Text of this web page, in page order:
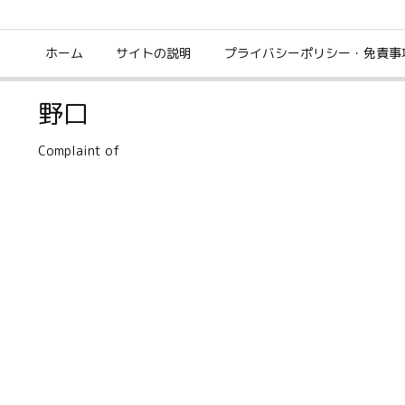
ホーム サイトの説明 プライバシーポリシー・免責事
野口
Complaint of